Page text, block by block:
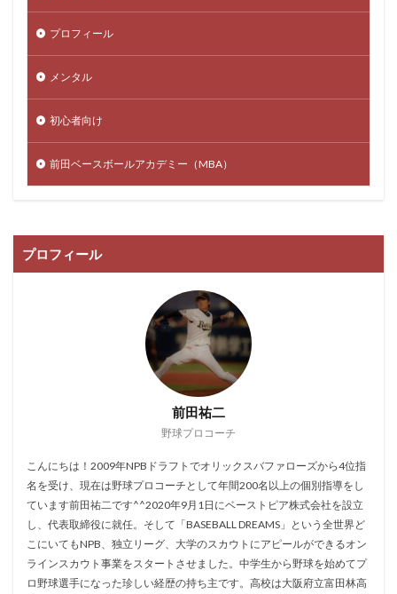
プロフィール
メンタル
初心者向け
前田ベースボールアカデミー（MBA）
プロフィール
前田祐二
野球プロコーチ
こんにちは！2009年NPBドラフトでオリックスバファローズから4位指
名を受け、現在は野球プロコーチとして年間200名以上の個別指導をし
ています前田祐二です^^2020年9月1日にベーストピア株式会社を設立
し、代表取締役に就任。そして「BASEBALL DREAMS」という全世界ど
こにいてもNPB、独立リーグ、大学のスカウトにアピールができるオン
ラインスカウト事業をスタートさせました。中学生から野球を始めてプ
ロ野球選手になった珍しい経歴の持ち主です。高校は大阪府立富田林高